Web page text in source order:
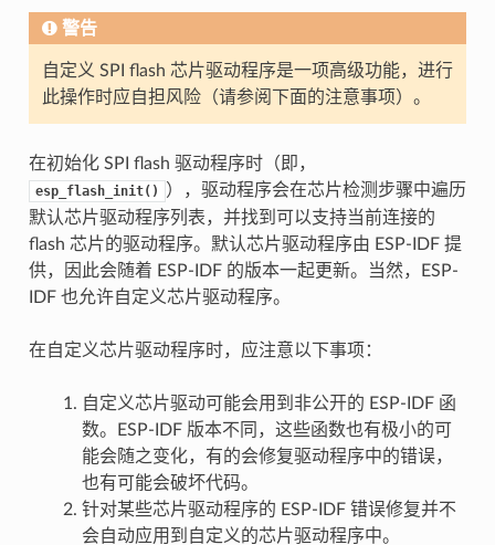
警告
自定义 SPI flash 芯片驱动程序是一项高级功能，进行
此操作时应自担风险（请参阅下面的注意事项）。
在初始化 SPI flash 驱动程序时（即，
esp_flash_init()
），驱动程序会在芯片检测步骤中遍历
默认芯片驱动程序列表，并找到可以支持当前连接的
flash 芯片的驱动程序。默认芯片驱动程序由 ESP-IDF 提
供，因此会随着 ESP-IDF 的版本一起更新。当然，ESP-
IDF 也允许自定义芯片驱动程序。
在自定义芯片驱动程序时，应注意以下事项：
自定义芯片驱动可能会用到非公开的 ESP-IDF 函
数。ESP-IDF 版本不同，这些函数也有极小的可
能会随之变化，有的会修复驱动程序中的错误，
也有可能会破坏代码。
针对某些芯片驱动程序的 ESP-IDF 错误修复并不
会自动应用到自定义的芯片驱动程序中。